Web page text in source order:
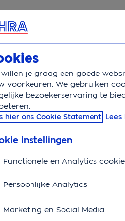
& Contact
financien bij levensgebeurtenissen
willen je graag een goede
voorkeuren. We gebruiken
bezoekerservaring te
hier ons Cookie Statement
instellingen
Functionele en Analytics
Persoonlijke Analytics
Marketing en Social Media